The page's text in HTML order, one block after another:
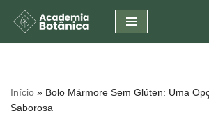
Pular
conteúdo
Início » Bolo Mármore Sem Glúten: Uma
Saborosa